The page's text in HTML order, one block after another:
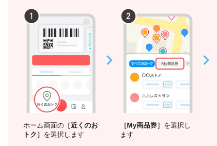
ホーム画面の ［近くのお
トク］ を選択します
［My商品券］ を選択し
ます